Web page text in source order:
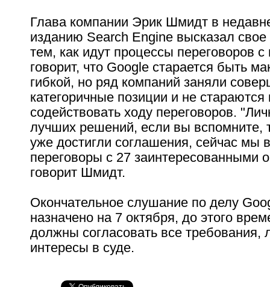
Глава компании Эрик Шмидт в
изданию Search Engine высказал свое
тем, как идут процессы переговоров
говорит, что Google старается быть
гибкой, но ряд компаний заняли
категоричные позиции и не стараются
содействовать ходу переговоров.
лучших решений, если вы
уже достигли соглашения, сейчас мы
переговоры с 27 заинтересованными
говорит Шмидт.
Окончательное слушание по делу
назначено на 7 октября, до этого
должны согласовать все требования,
интересы в суде.